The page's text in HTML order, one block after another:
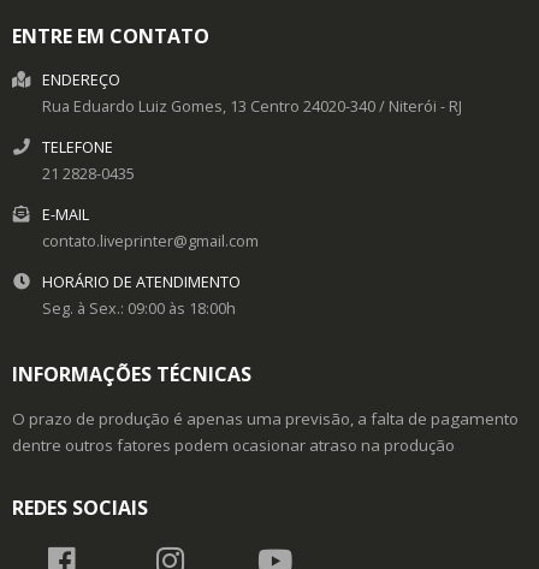
ENTRE EM CONTATO
ENDEREÇO
Rua Eduardo Luiz Gomes, 13 Centro 24020-340/ Niterói - RJ
TELEFONE
21 2828-0435
E-MAIL
contato.liveprinter@gmail.com
HORÁRIO DE ATENDIMENTO
Seg. à Sex.: 09:00 às 18:00h
INFORMAÇÕES TÉCNICAS
O prazo de produção é apenas uma previsão, a falta de pagamento
dentre outros fatores podem ocasionar atraso na produção
REDES SOCIAIS